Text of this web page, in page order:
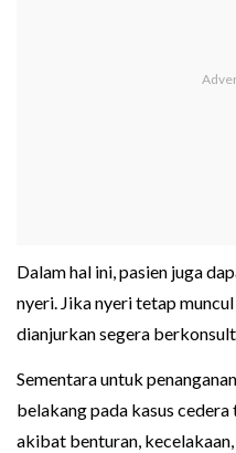
Dalam hal ini, pasien juga
nyeri. Jika nyeri tetap
dianjurkan segera
Sementara untuk
belakang pada kasus
akibat benturan,